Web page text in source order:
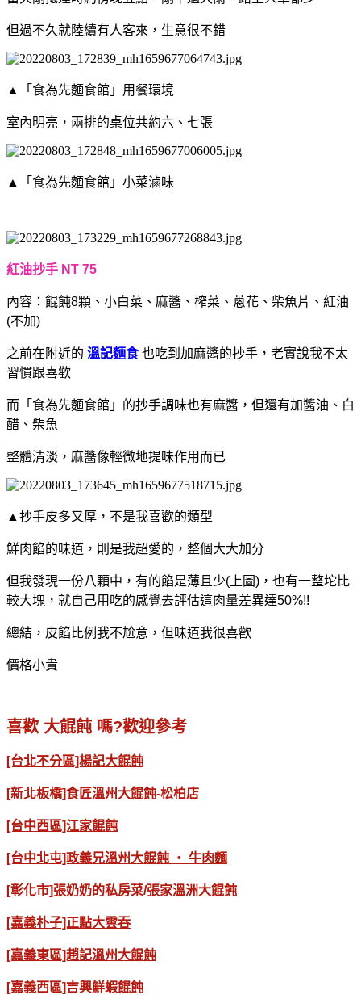
但過不久就陸續有人客來，生意很不錯
▲「食為先麵食館」用餐環境
室內明亮，兩排的桌位共約六、七張
▲「食為先麵食館」 小菜滷味
紅油抄手 NT 75
內容：餛飩8顆、小白菜、麻醬、榨菜、蔥花、柴魚片、紅油
(不加)
之前在附近的 溫記麵食 也吃到加麻醬的抄手，老實說我不太
習慣跟喜歡
而「食為先麵食館」的抄手調味也有麻醬，但還有加醬油、白
醋、柴魚
整體清淡，麻醬像輕微地提味作用而已
▲抄手皮多又厚，不是我喜歡的類型
鮮肉餡的味道，則是我超愛的，整個大大加分
但我發現一份八顆中，有的餡是薄且少(上圖)，也有一整坨比
較大塊，就自己用吃的感覺去評估這肉量差異達50%!!
總結，皮餡比例我不尬意，但味道我很喜歡
價格小貴
喜歡 大餛飩 嗎?歡迎參考
[台北不分區]楊記大餛飩
[新北板橋]食匠溫州大餛飩-松柏店
[台中西區]江家餛飩
[台中北屯]政義兄溫州大餛飩 ‧ 牛肉麵
[彰化市]張奶奶的私房菜/張家溫洲大餛飩
[嘉義朴子]正點大雲吞
[嘉義東區]趙記溫州大餛飩
[嘉義西區]吉興鮮蝦餛飩